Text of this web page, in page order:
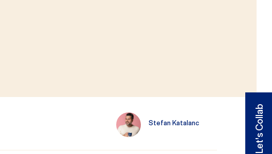
Stefan Katalanc Let's Collab